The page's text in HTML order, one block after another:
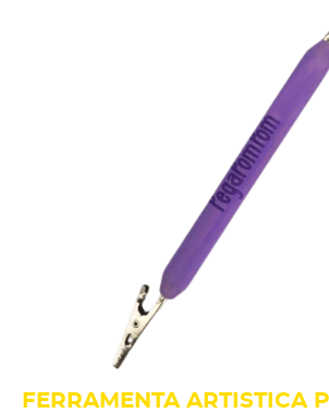
FERRAMENTA ARTISTICA